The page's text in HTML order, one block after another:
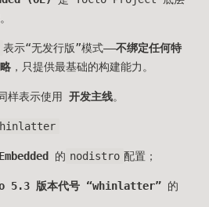
表示“无发行版”模式——不绑定任何特
，只提供最基础的构建能力。
样表示使用 开发主线。
的 nodistro 配置；
5.3 版本代号 “whinlatter” 的